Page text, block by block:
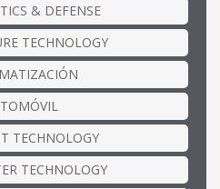
& DEFENSE
TECHNOLOGY
TECHNOLOGY
TECHNOLOGY